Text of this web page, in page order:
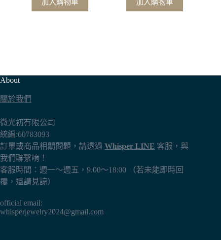
加入購物車 加入購物車
About
關於我們
微光初有限公司
統編:60783093
訂單或商品相關問題，請透過 Whisper LINE 客服，與
我們聯繫唷！
客服時間：週一～週五，9:00～18:00 （若未能即時回
覆，還請見諒）
official email:
whisperjewelry2024@gmail.com